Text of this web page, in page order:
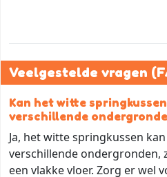
Veelgestelde vragen
Kan het witte
verschillende
Ja, het witte springkussen
verschillende ondergronden,
een vlakke vloer. Zorg er wel